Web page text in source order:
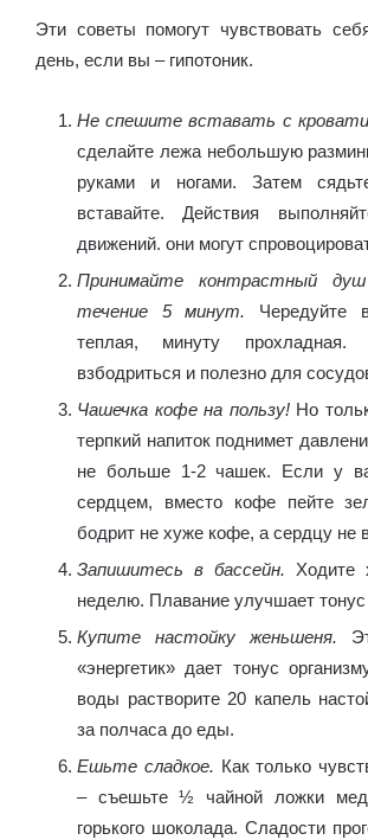
Эти советы помогут чувствовать
день, если вы – гипотоник.
Не спешите вставать с
сделайте лежа небольшую
руками и ногами. Затем
вставайте. Действия
движений. они могут
Принимайте контрастный
течение 5 минут. Чередуйте
теплая, минуту
взбодриться и полезно для
Чашечка кофе на пользу!Но
терпкий напиток поднимет
не больше 1-2 чашек. Если у
сердцем, вместо кофе пейте
бодрит не хуже кофе, а сердцу не
Запишитесь в бассейн. Ходите
неделю. Плавание улучшает тонус
Купите настойку женьшеня.
«энергетик» дает тонус
воды растворите 20 капель
за полчаса до еды.
Ешьте сладкое. Как только
– съешьте ½ чайной ложки
горького шоколада. Сладости